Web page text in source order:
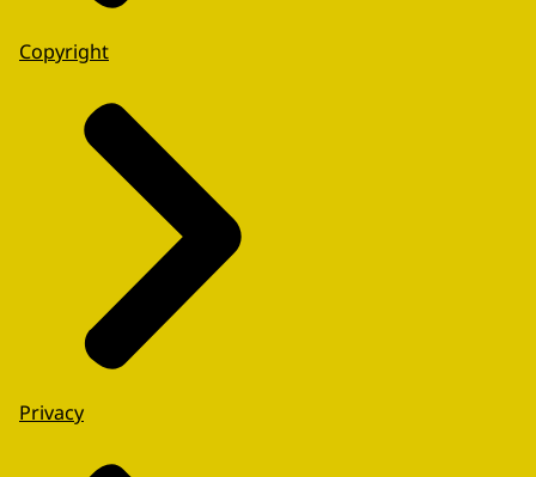
Copyright
Privacy